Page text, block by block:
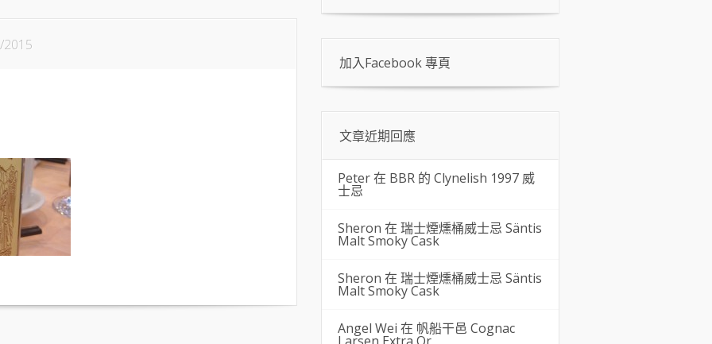
加入Facebook 專頁
文章近期回應
Peter 在 BBR 的 Clynelish 1997 威
士忌
Sheron 在 瑞士煙燻桶威士忌 Säntis
Malt Smoky Cask
Sheron 在 瑞士煙燻桶威士忌 Säntis
Malt Smoky Cask
Angel Wei 在 帆船干邑 Cognac